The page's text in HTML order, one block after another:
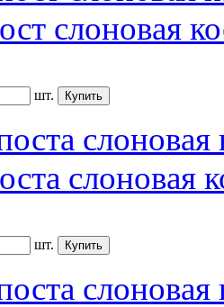
слоновая
шт.
слоновая
шт.